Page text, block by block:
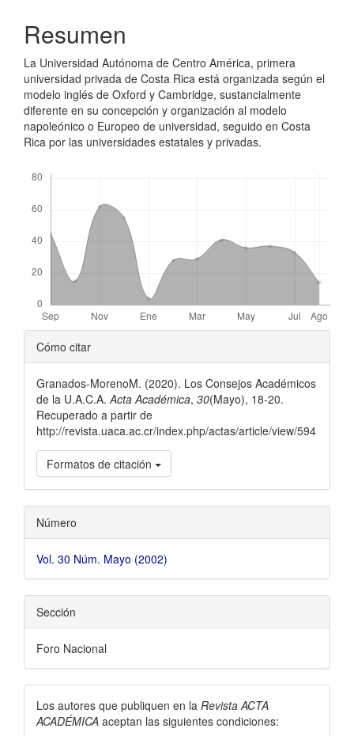
Resumen
La Universidad Autónoma de Centro Améri­ca, primera
universidad privada de Costa Rica está organizada según el
modelo inglés de Oxford y Cambridge, sustancialmente
diferente en su concepción y organización al modelo
napoleónico o Europeo de universidad, seguido en Costa
Rica por las universidades estatales y privadas.
Cómo citar
Granados-MorenoM. (2020). Los Consejos Académicos
de la U.A.C.A.Acta Académica, 30(Mayo), 18-20.
Recuperado a partir de
http://revista.uaca.ac.cr/index.php/actas/article/view/594
Formatos de citación
Número
Vol. 30 Núm. Mayo (2002)
Sección
Foro Nacional
Los autores que publiquen en la Revista ACTA
ACADÉMICA aceptan las siguientes condiciones: